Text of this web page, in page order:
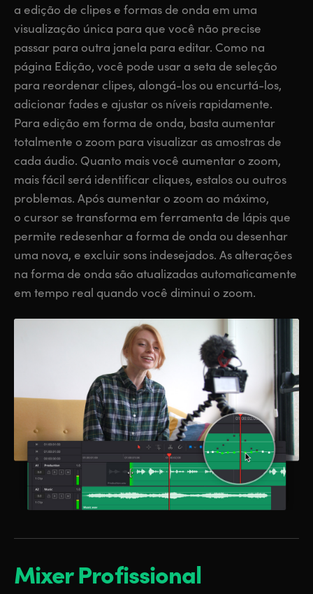
a edição de clipes e formas de onda em uma
visualização única para que você não precise
passar para outra janela para editar. Como na
página Edição, você pode usar a seta de seleção
para reordenar clipes, alongá-los ou encurtá-los,
adicionar fades e ajustar os níveis rapidamente.
Para edição em forma de onda, basta aumentar
totalmente o zoom para visualizar as amostras de
cada áudio. Quanto mais você aumentar o zoom,
mais fácil será identificar cliques, estalos ou outros
problemas. Após aumentar o zoom ao máximo,
o cursor se transforma em ferramenta de lápis que
permite redesenhar a forma de onda ou desenhar
uma nova, e excluir sons indesejados. As alterações
na forma de onda são atualizadas automaticamente
em tempo real quando você diminui o zoom.
Mixer Profissional